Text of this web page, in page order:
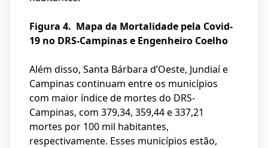
Figura 4. Mapa da Mortalidade pela Covid-
19 no DRS-Campinas e Engenheiro Coelho
Além disso, Santa Bárbara d’Oeste, Jundiaí e
Campinas continuam entre os municípios
com maior índice de mortes do DRS-
Campinas, com 379,34, 359,44 e 337,21
mortes por 100 mil habitantes,
respectivamente. Esses municípios estão,